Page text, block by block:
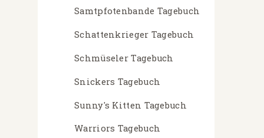
Samtpfotenbande Tagebuch
Schattenkrieger Tagebuch
Schmüseler Tagebuch
Snickers Tagebuch
Sunny's Kitten Tagebuch
Warriors Tagebuch